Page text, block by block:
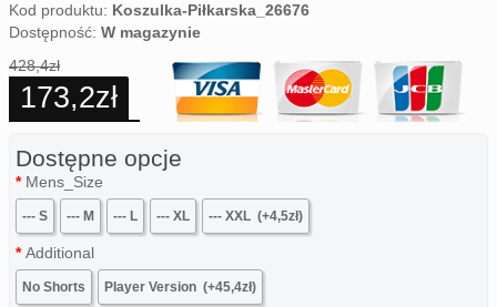
Kod produktu: Koszulka-Piłkarska_26676
Dostępność: W magazynie
428,4zł
173,2zł
Dostępne opcje
Mens_Size
--- S --- M --- L --- XL --- XXL (+4,5zł)
Additional
No Shorts Player Version (+45,4zł)